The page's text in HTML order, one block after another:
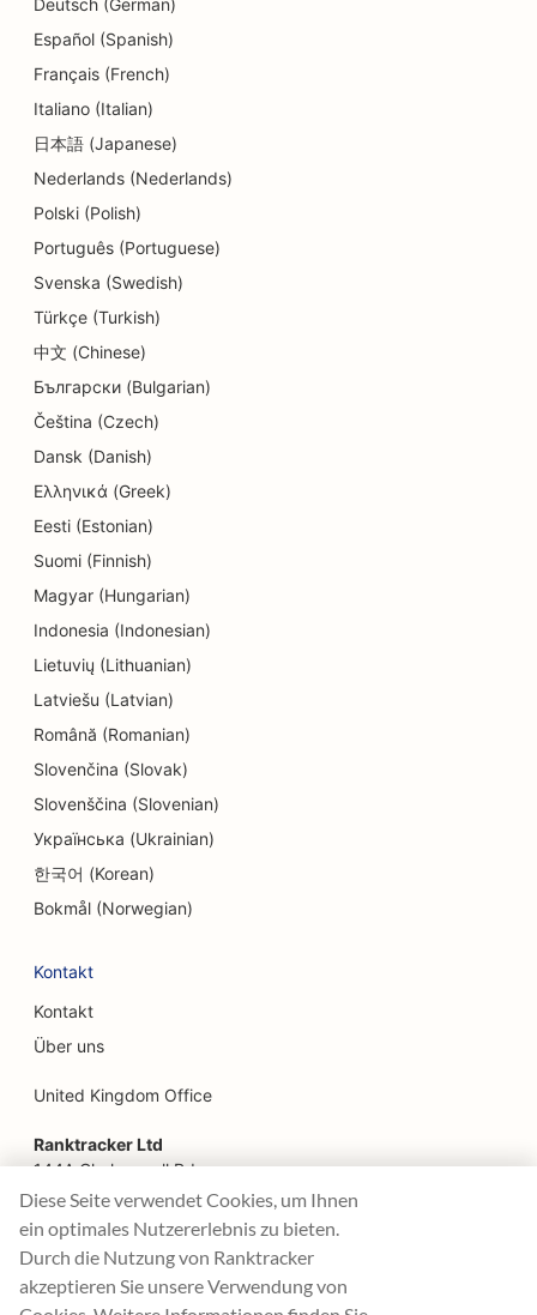
SEO für Dermabrasionsdienstleistungen
SEO für Kindertagesstätten
SEO für Detailgeschäfte
SEO für Gastronomen
SEO für Cupcake-Läden
SEO für Bildungs- und Kinderbetreuungsdienste
SEO für Elektriker
SEO für Textilreinigungen
SEO für Elektronikfachgeschäfte
SEO für Ingenieurbüros
SEO für Endodontologen
SEO für Unterhaltung und Freizeit
SEO für Escape Rooms
SEO für Bauernhof-zu-Tisch-Restaurants
SEO für Facelifting-Dienstleistungen
SEO für Familienrestaurants
SEO für Feinschmecker-Restaurants
SEO für Finanzdienstleistungen
SEO für Food Courts
SEO für Food Trucks
SEO für Möbelhäuser
Deutsch (German)
Español (Spanish)
Français (French)
Italiano (Italian)
日本語 (Japanese)
Nederlands (Nederlands)
Polski (Polish)
Português (Portuguese)
Svenska (Swedish)
Türkçe (Turkish)
中文 (Chinese)
Български (Bulgarian)
Čeština (Czech)
Dansk (Danish)
Ελληνικά (Greek)
Eesti (Estonian)
Suomi (Finnish)
Magyar (Hungarian)
Indonesia (Indonesian)
Lietuvių (Lithuanian)
Latviešu (Latvian)
Română (Romanian)
Slovenčina (Slovak)
Slovenščina (Slovenian)
Українська (Ukrainian)
한국어 (Korean)
Bokmål (Norwegian)
Kontakt
Kontakt
Über uns
United Kingdom Office
Ranktracker Ltd
144A Clerkenwell Rd
London, EC1R 5DF
Company No: 08820809
felix@ranktracker.com
Diese Seite verwendet Cookies, um Ihnen
ein optimales Nutzererlebnis zu bieten.
Durch die Nutzung von Ranktracker
akzeptieren Sie unsere Verwendung von